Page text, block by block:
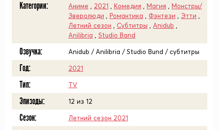
Категории: Аниме 2021 Комедия Магия
Монстры/
Зверолюди
Романтика Фэнтези Этти
Летний сезон
Субтитры Anidub
Anilibria
Studio Band
Озвучка: Anidub / Anilibria / Studio Bund / субтитры
Год: 2021
Тип: TV
Эпизоды: 12 из 12
Сезон: Летний сезон 2021